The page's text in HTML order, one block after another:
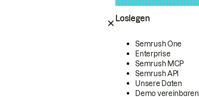
Loslegen
Semrush One
Enterprise
Semrush MCP
Semrush API
Unsere Daten
Demo vereinbaren